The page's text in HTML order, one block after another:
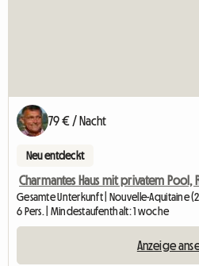
79 € / Nacht
Neu entdeckt
Charmantes Haus mit privatem Pool,
Gesamte Unterkunft | Nouvelle-Aquitaine
6 Pers. | Mindestaufenthalt: 1 woche
Anzeige